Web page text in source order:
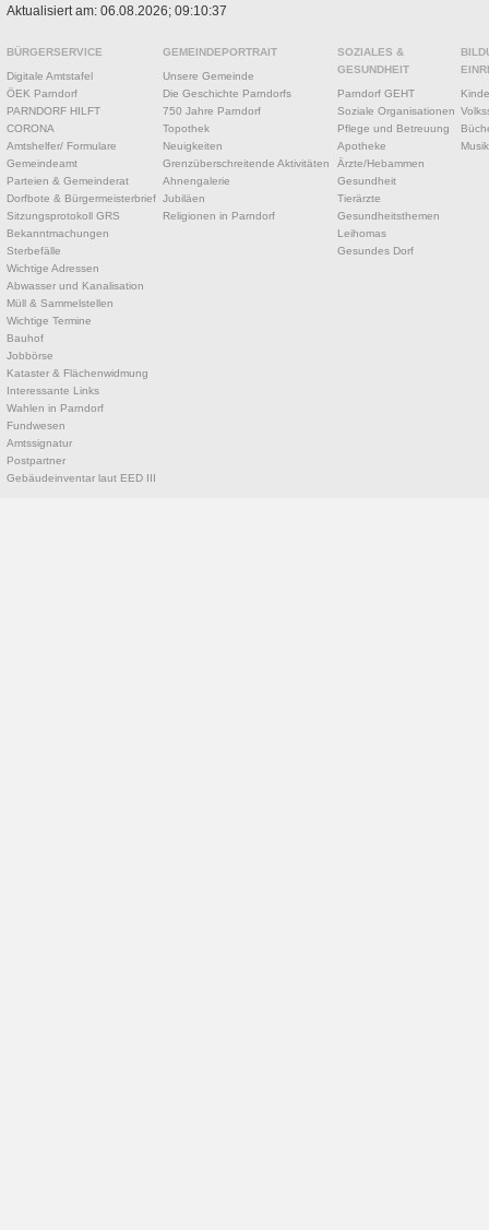
Aktualisiert am: 06.08.2026; 09:10:37
BÜRGERSERVICE
Digitale Amtstafel
ÖEK Parndorf
PARNDORF HILFT
CORONA
Amtshelfer/ Formulare
Gemeindeamt
Parteien & Gemeinderat
Dorfbote & Bürgermeisterbrief
Sitzungsprotokoll GRS
Bekanntmachungen
Sterbefälle
Wichtige Adressen
Abwasser und Kanalisation
Müll & Sammelstellen
Wichtige Termine
Bauhof
Jobbörse
Kataster & Flächenwidmung
Interessante Links
Wahlen in Parndorf
Fundwesen
Amtssignatur
Postpartner
Gebäudeinventar laut EED III
GEMEINDEPORTRAIT
Unsere Gemeinde
Die Geschichte Parndorfs
750 Jahre Parndorf
Topothek
Neuigkeiten
Grenzüberschreitende Aktivitäten
Ahnengalerie
Jubiläen
Religionen in Parndorf
SOZIALES &
GESUNDHEIT
Parndorf GEHT
Soziale Organisationen
Pflege und Betreuung
Apotheke
Ärzte/Hebammen
Gesundheit
Tierärzte
Gesundheitsthemen
Leihomas
Gesundes Dorf